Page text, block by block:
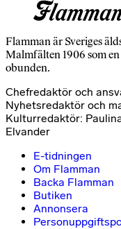
Flamman är Sveriges
Malmfälten 1906 som
obunden.
Chefredaktör och
Nyhetsredaktör och
Kulturredaktör:
Elvander
E-tidningen
Om Flamman
Backa Flamman
Butiken
Annonsera